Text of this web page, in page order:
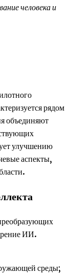
человека и
рядом
объединяют
улучшению
аспекты,
ИИ.
среды;